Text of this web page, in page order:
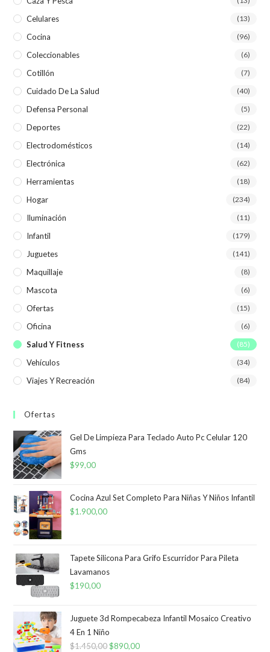
Celulares (13)
Cocina (96)
Coleccionables (6)
Cotillón (7)
Cuidado De La Salud (40)
Defensa Personal (5)
Deportes (22)
Electrodomésticos (14)
Electrónica (62)
Herramientas (18)
Hogar (234)
Iluminación (11)
Infantil (179)
Juguetes (141)
Maquillaje (8)
Mascota (6)
Ofertas (15)
Oficina (6)
Salud Y Fitness (85)
Vehículos (34)
Viajes Y Recreación (84)
Ofertas
Gel De Limpieza Para Teclado Auto Pc Celular 120
Gms
$99,00
Cocina Azul Set Completo Para Niñas Y Niños Infantil
$1.900,00
Tapete Silicona Para Grifo Escurridor Para Pileta
Lavamanos
$190,00
Juguete 3d Rompecabeza Infantil Mosaico Creativo
4 En 1 Niño
$1.450,00El
$890,00El